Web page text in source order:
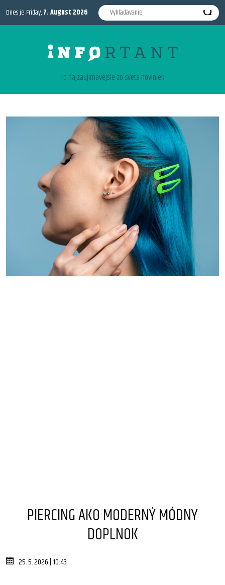
Dnes je Friday,7. August 2026
To najzaujimavejšie zo sveta noviniek
PIERCING AKO MODERNÝ MÓDNY
DOPLNOK
25. 5. 2026 | 10:43